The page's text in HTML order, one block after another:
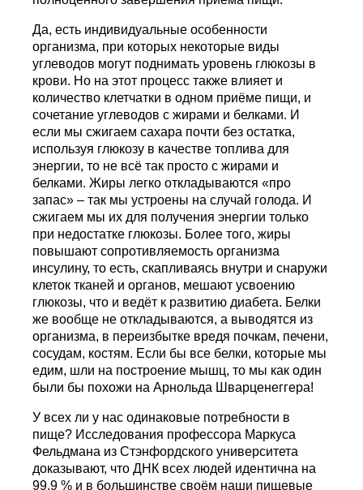
Да, есть индивидуальные особенности
организма, при которых некоторые виды
углеводов могут поднимать уровень глюкозы в
крови. Но на этот процесс также влияет и
количество клетчатки в одном приёме пищи, и
сочетание углеводов с жирами и белками. И
если мы сжигаем сахара почти без остатка,
используя глюкозу в качестве топлива для
энергии, то не всё так просто с жирами и
белками. Жиры легко откладываются «про
запас» – так мы устроены на случай голода. И
сжигаем мы их для получения энергии только
при недостатке глюкозы. Более того, жиры
повышают сопротивляемость организма
инсулину, то есть, скапливаясь внутри и снаружи
клеток тканей и органов, мешают усвоению
глюкозы, что и ведёт к развитию диабета. Белки
же вообще не откладываются, а выводятся из
организма, в переизбытке вредя почкам, печени,
сосудам, костям. Если бы все белки, которые мы
едим, шли на построение мышц, то мы как один
были бы похожи на Арнольда Шварценеггера!
У всех ли у нас одинаковые потребности в
пище? Исследования профессора Маркуса
Фельдмана из Стэнфордского университета
доказывают, что ДНК всех людей идентична на
99,9 % и в большинстве своём наши пищевые